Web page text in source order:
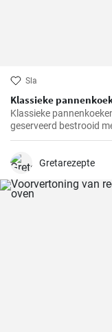
Sla
Klassieke
Klassieke
geserveerd bestrooid
eenvoudige gerecht is
hartige vullingen naar
Gretarezepte